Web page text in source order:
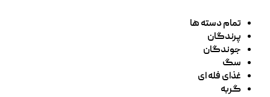
تمام دسته ها
پرندگان
جوندگان
سگ
غذای فله ای
گربه